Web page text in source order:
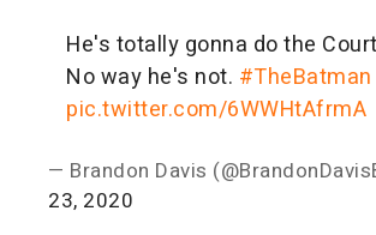
He's totally gonna do the
No way he's not. #TheBatman
pic.twitter.com/6WWHtAfrmA
— Brandon Davis
23, 2020